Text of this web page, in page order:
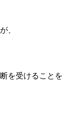
、
を受けることを